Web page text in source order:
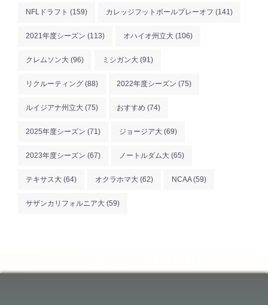
NFLドラフト (159) カレッジフットボールプレーオフ (141)
2021年度シーズン (113) オハイオ州立大 (106)
クレムソン大 (96) ミシガン大 (91)
リクルーティング (88) 2022年度シーズン (75)
ルイジアナ州立大 (75) おすすめ (74)
2025年度シーズン (71) ジョージア大 (69)
2023年度シーズン (67) ノートルダム大 (65)
テキサス大 (64) オクラホマ大 (62) NCAA(59)
サザンカリフォルニア大 (59)